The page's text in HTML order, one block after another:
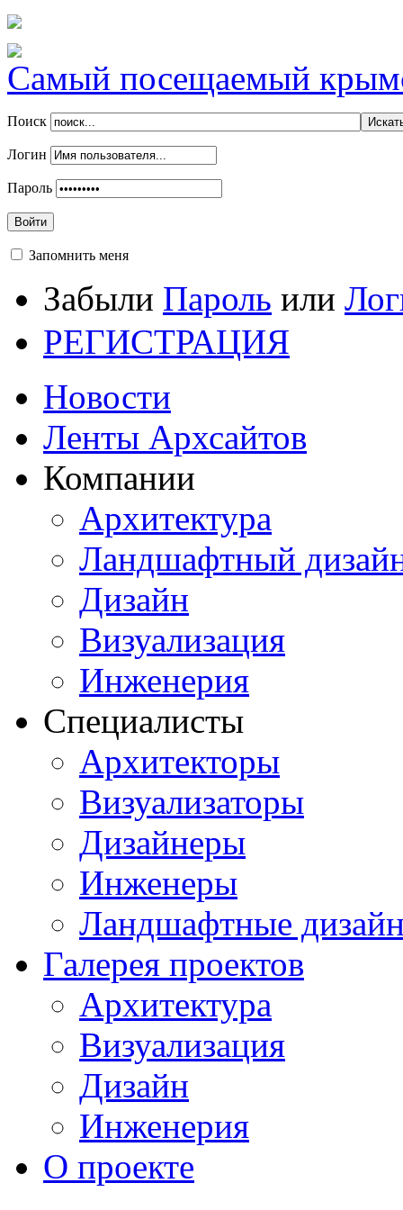
Самый посещаемый
Поиск
Логин
Пароль
Войти
Запомнить меня
Забыли Пароль или
РЕГИСТРАЦИЯ
Новости
Ленты Архсайтов
Компании
Архитектура
Ландшафтный
Дизайн
Визуализация
Инженерия
Специалисты
Архитекторы
Визуализаторы
Дизайнеры
Инженеры
Ландшафтные
Галерея проектов
Архитектура
Визуализация
Дизайн
Инженерия
О проекте